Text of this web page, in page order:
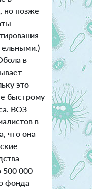
но позже
в
это
быстрому
ВОЗ
в
что она
000
фонда